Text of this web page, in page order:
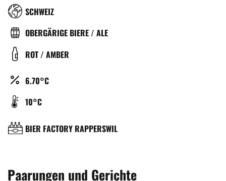
RÉGION
SCHWEIZ
TYPE
BIÈRE
OBERGÄRIGE BIERE / ALE
COULEUR
ROT / AMBER
ALCOOL
6.70°C
TEMPÉRATURE
SERVICE
(°C)
10°C
BRASSERIE
BIER FACTORY RAPPERSWIL
Paarungen und Gerichte